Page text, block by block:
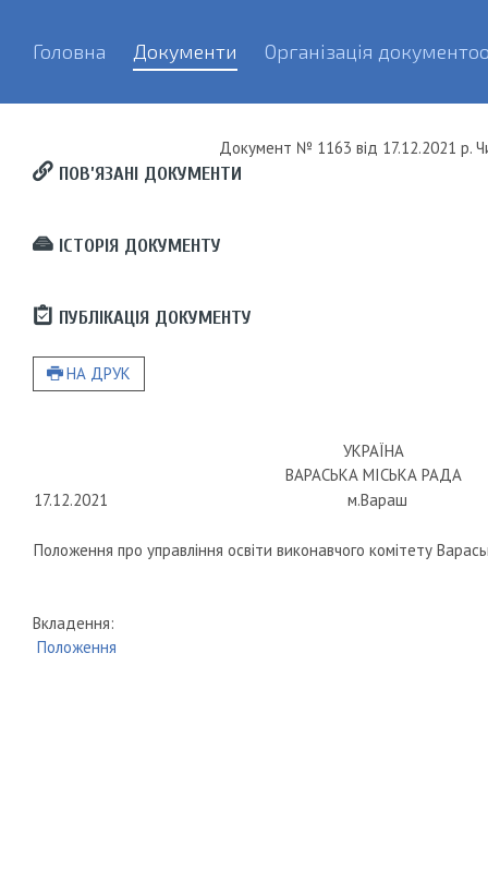
Головна Документи Організація
Документ № 1163 від 17.12.2021 р.
ПОВ’ЯЗАНІ ДОКУМЕНТИ
ІСТОРІЯ ДОКУМЕНТУ
ПУБЛІКАЦІЯ ДОКУМЕНТУ
НА ДРУК
УКРАЇНА
ВАРАСЬКА МІСЬКА РАДА
17.12.2021
м.Вараш
Положення про управління освіти виконавчого комітету
Вкладення:
Положення